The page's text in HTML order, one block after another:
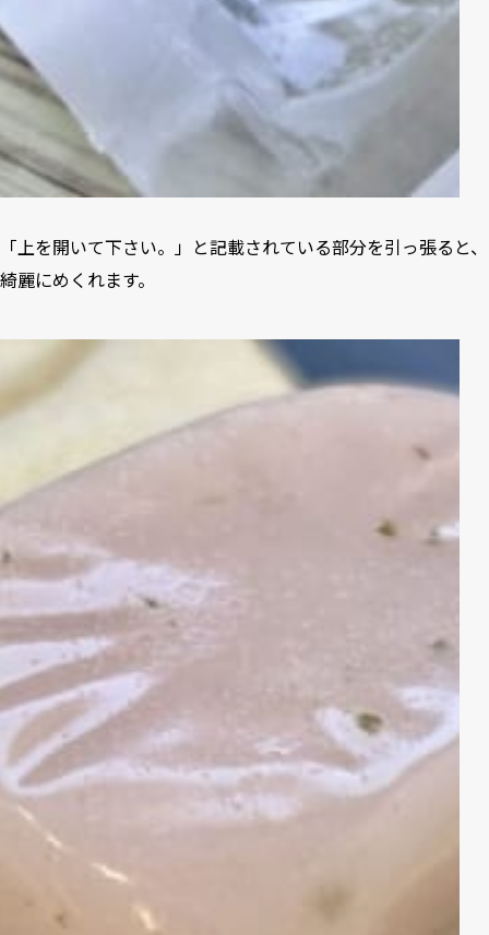
「上を開いて下さい。」と記載されている部分を引っ張ると、
綺麗にめくれます。